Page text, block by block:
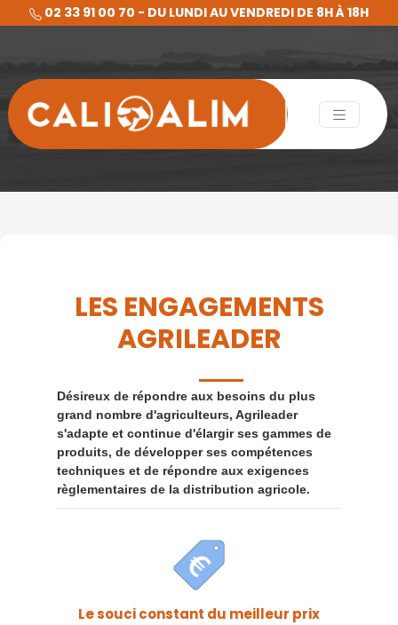
02 33 91 00 70 - DU LUNDI AU VENDREDI DE 8H À 18H
LES ENGAGEMENTS
AGRILEADER
Désireux de répondre aux besoins du plus
grand nombre d'agriculteurs, Agrileader
s'adapte et continue d'élargir ses gammes de
produits, de développer ses compétences
techniques et de répondre aux exigences
règlementaires de la distribution agricole.
Le souci constant du meilleur prix